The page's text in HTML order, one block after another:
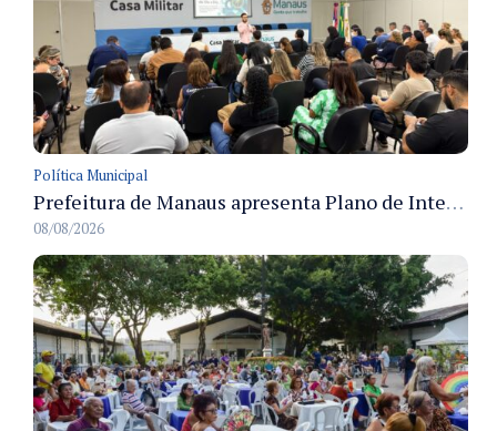
Política Municipal
Prefeitura de Manaus apresenta Plano de Integridade da CGM e qualifica servidores para governança e conformidade no biênio 2027-2028
08/08/2026